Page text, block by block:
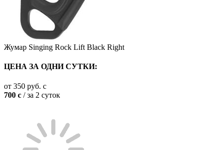
Жумар Singing Rock Lift Black Right
ЦЕНА ЗА ОДНИ СУТКИ:
от 350 руб. c
700 c / за 2 суток